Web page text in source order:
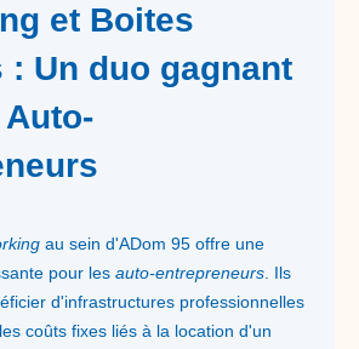
et Boites
: Un duo gagnant
au sein d'ADom 95 offre une
pour les auto-entrepreneurs . Ils
d'infrastructures professionnelles
coûts fixes liés à la location d'un